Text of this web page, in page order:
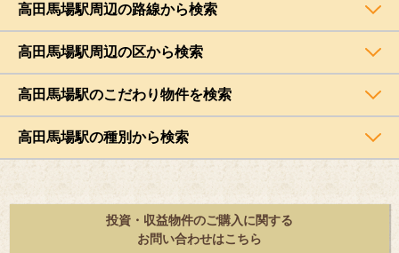
高田馬場駅周辺の路線から検索
高田馬場駅周辺の区から検索
高田馬場駅のこだわり物件を検索
高田馬場駅の種別から検索
投資・収益物件のご購入に関する
お問い合わせはこちら